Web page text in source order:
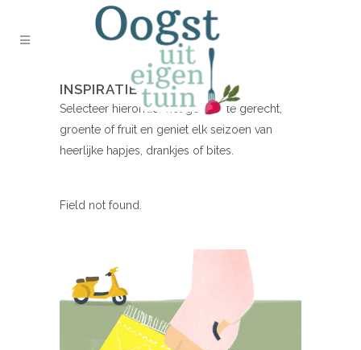
INSPIRATIE NODIG?
Selecteer hieronder het gewenste gerecht,
groente of fruit en geniet elk seizoen van
heerlijke hapjes, drankjes of bites.
Field not found.